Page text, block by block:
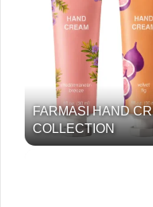
FARMASI HAND
COLLECTION